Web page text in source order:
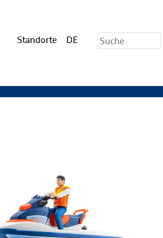
Standorte DE